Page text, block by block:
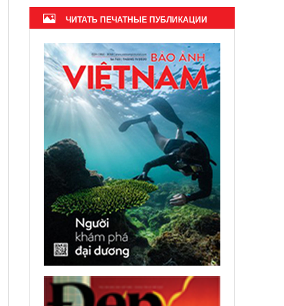
ЧИТАТЬ ПЕЧАТНЫЕ ПУБЛИКАЦИИ